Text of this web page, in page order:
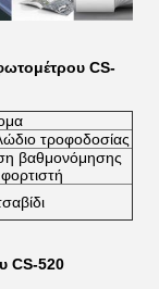
CS-
τροφοδοσίας
βαθμονόμησης
φορτιστή
CS-520